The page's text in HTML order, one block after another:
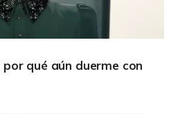
qué aún duerme con